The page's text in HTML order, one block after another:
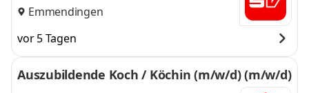
Emmendingen
vor 5 Tagen
Auszubildende Koch / Köchin (m/w/d) (m/w/d)